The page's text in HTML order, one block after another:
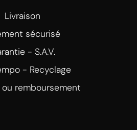
Livraison
sécurisé
- S.A.V.
- Recyclage
ou remboursement